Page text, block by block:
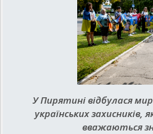
У Пирятині відбулася
українських захисників,
вважаються